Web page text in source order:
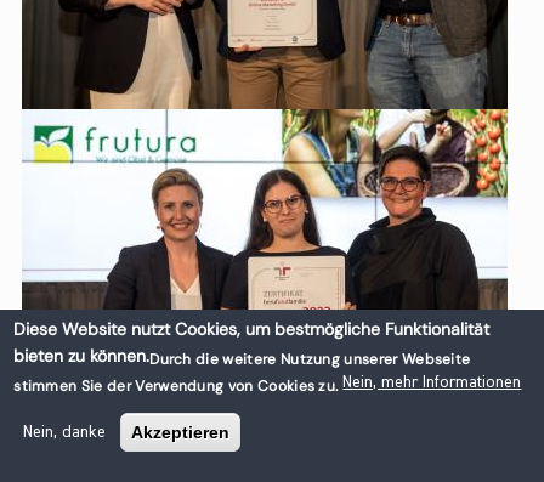
Diese Website nutzt Cookies, um bestmögliche Funktionalität
bieten zu können.Durch die weitere Nutzung unserer Webseite
stimmen Sie der Verwendung von Cookies zu. Nein, mehr Informationen
Nein, danke Akzeptieren